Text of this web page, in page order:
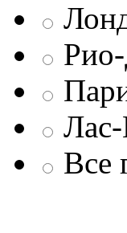
Лас-
Все